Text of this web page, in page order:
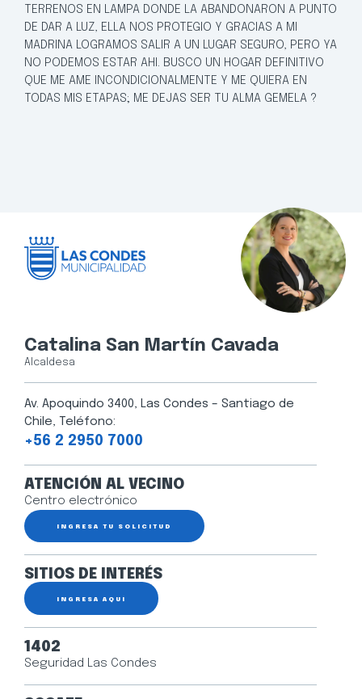
TERRENOS EN LAMPA DONDE LA ABANDONARON A PUNTO
DE DAR A LUZ, ELLA NOS PROTEGIO Y GRACIAS A MI
MADRINA LOGRAMOS SALIR A UN LUGAR SEGURO, PERO YA
NO PODEMOS ESTAR AHI. BUSCO UN HOGAR DEFINITIVO
QUE ME AME INCONDICIONALMENTE Y ME QUIERA EN
TODAS MIS ETAPAS; ME DEJAS SER TU ALMA GEMELA ?
Catalina San Martín Cavada
Alcaldesa
Av. Apoquindo 3400, Las Condes – Santiago de
Chile, Teléfono:
+56 2 2950 7000
ATENCIÓN AL VECINO
Centro electrónico
INGRESA TU SOLICITUD
SITIOS DE INTERÉS
INGRESA AQUÍ
1402
Seguridad Las Condes